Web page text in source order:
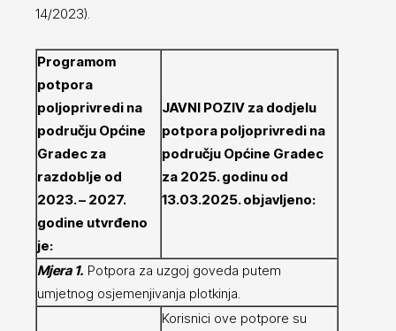
14/2023).
Programom
potpora
poljoprivredi na
području Općine
Gradec za
razdoblje od
2023. – 2027.
godine utvrđeno
je:
JAVNI POZIV za dodjelu
potpora poljoprivredi na
području Općine Gradec
za 2025. godinu od
13.03.2025. objavljeno:
Mjera 1. Potpora za uzgoj goveda putem
umjetnog osjemenjivanja plotkinja.
Korisnici ove potpore su